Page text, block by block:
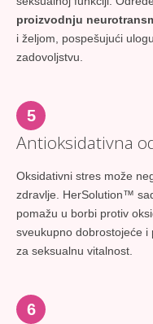
proizvodnju
i željom, pospešujući
zadovoljstvu.
5
Antioksidativna
Oksidativni stres može
zdravlje. HerSolution™
pomažu u borbi protiv
sveukupno dobrostojeće
za seksualnu vitalnost.
6